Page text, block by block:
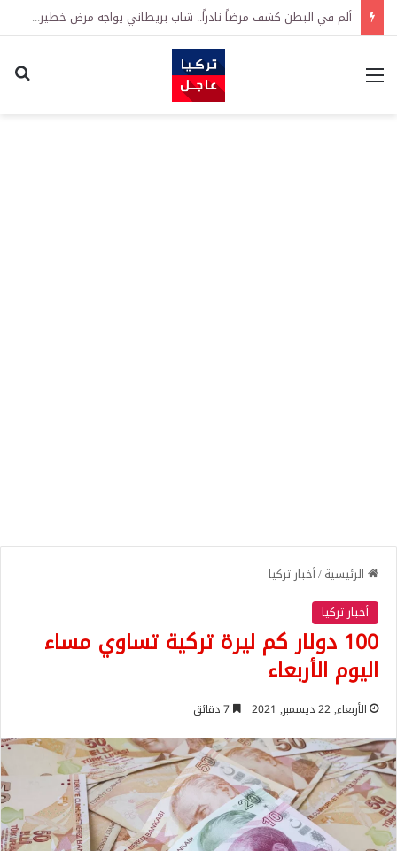
ألم في البطن كشف مرضاً نادراً.. شاب بريطاني يواجه مرض خطير في سن 22 عاماً
القائمة
الرئيسية/أخبار تركيا
أخبار تركيا
100 دولار كم ليرة تركية تساوي مساء
اليوم الأربعاء
الأربعاء, 22 ديسمبر, 2021